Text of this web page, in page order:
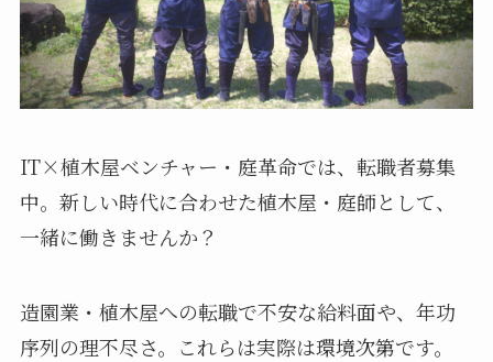
IT×植木屋ベンチャー・庭革命では、転職者募集
中。新しい時代に合わせた植木屋・庭師として、
一緒に働きませんか？
造園業・植木屋への転職で不安な給料面や、年功
序列の理不尽さ。これらは実際は環境次第です。